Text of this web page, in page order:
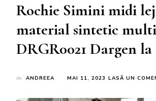
Rochie Simini midi
material sintetic
DRGR0021 Dargen la
de ANDREEA MAI 11, 2023 LASĂ UN